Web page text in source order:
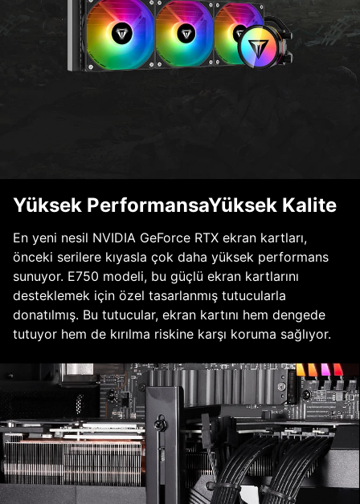
Yüksek PerformansaYüksek Kalite
En yeni nesil NVIDIA GeForce RTX ekran kartları,
önceki serilere kıyasla çok daha yüksek performans
sunuyor. E750 modeli, bu güçlü ekran kartlarını
desteklemek için özel tasarlanmış tutucularla
donatılmış. Bu tutucular, ekran kartını hem dengede
tutuyor hem de kırılma riskine karşı koruma sağlıyor.